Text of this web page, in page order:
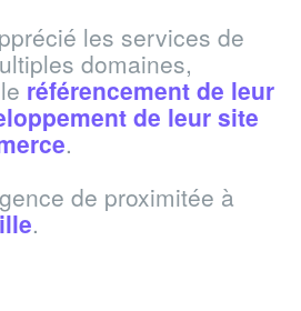
les services de
domaines,
référencement de leur
de leur site
.
de proximitée à
.